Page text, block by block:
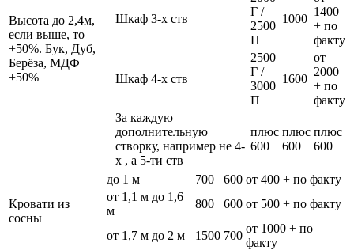
Высота до 2,4м,
если выше, то
+50%. Бук, Дуб,
Берёза, МДФ
+50%
Шкаф 3-х ств
Г /
2500
П
1000
1400
+ по
факту
Шкаф 4-х ств
2500
Г /
3000
П
1600
от
2000
+ по
факту
За каждую
дополнительную
створку, например не 4-
х , а 5-ти ств
плюс
600
плюс
600
плюс
600
Кровати из
сосны
до 1 м 700 600 от 400 + по факту
от 1,1 м до 1,6
м
800 600 от 500 + по факту
от 1,7 м до 2 м 1500 700
от 1000 + по
факту